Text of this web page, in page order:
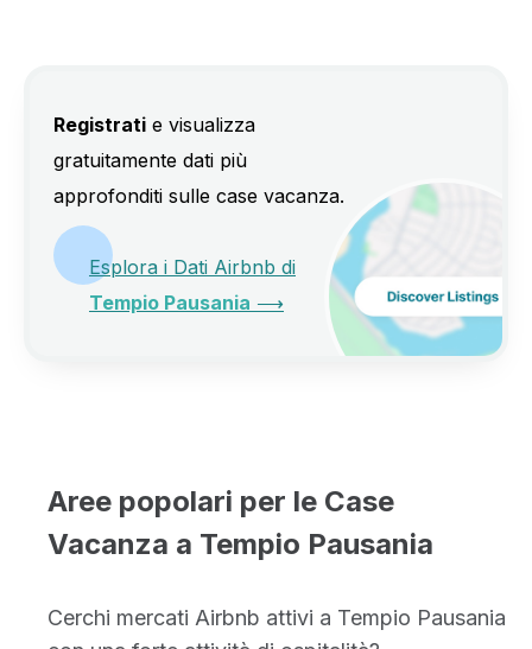
Registrati e visualizza
gratuitamente dati più
approfonditi sulle case vacanza.
Esplora i Dati Airbnb di
Tempio Pausania ⟶
Aree popolari per le Case
Vacanza a Tempio Pausania
Cerchi mercati Airbnb attivi a Tempio Pausania